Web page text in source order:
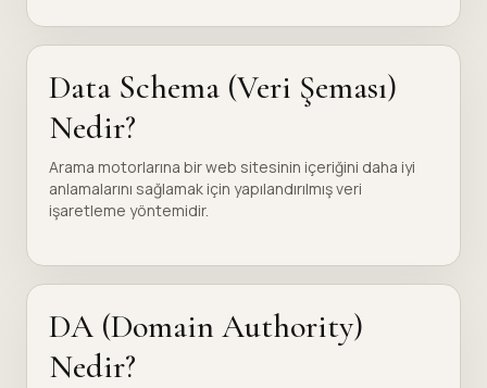
Data Schema (Veri Şeması)
Nedir?
Arama motorlarına bir web sitesinin içeriğini daha iyi
anlamalarını sağlamak için yapılandırılmış veri
işaretleme yöntemidir.
DA (Domain Authority)
Nedir?